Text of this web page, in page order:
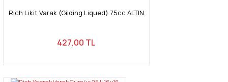
Rich Likit Varak (Gilding Liqued) 75cc ALTIN
427,00 TL